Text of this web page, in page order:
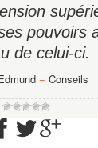
pouvoirs
de celui-ci.
− Conseils